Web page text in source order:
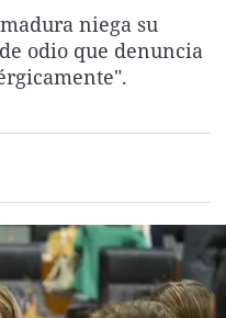
La rosa de los vientos
Gente viajera
Caso
Retornados
Operación Viuda
Extremadura
Galicia
Navarra
Virales
Televisión
niega su
odio que denuncia